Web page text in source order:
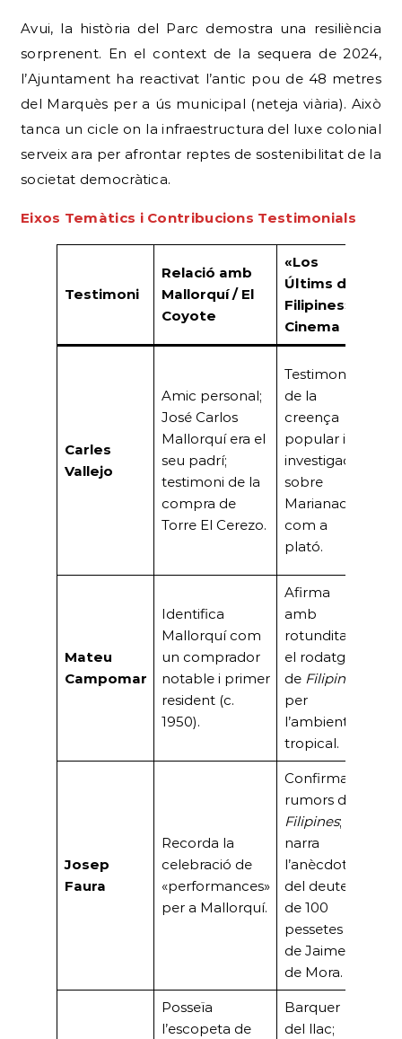
Avui, la història del Parc demostra una resiliència
sorprenent. En el context de la sequera de 2024,
l’Ajuntament ha reactivat l’antic pou de 48 metres
del Marquès per a ús municipal (neteja viària). Això
tanca un cicle on la infraestructura del luxe colonial
serveix ara per afrontar reptes de sostenibilitat de la
societat democràtica.
Eixos Temàtics i Contribucions Testimonials
Testimoni
Relació amb
Mallorquí / El
Coyote
«Los
Últims de
Filipines» /
Cinema
Carles
Vallejo
Amic personal;
José Carlos
Mallorquí era el
seu padrí;
testimoni de la
compra de
Torre El Cerezo.
Testimoni
de la
creença
popular i la
investigació
sobre
Marianao
com a
plató.
Mateu
Campomar
Identifica
Mallorquí com
un comprador
notable i primer
resident (c.
1950).
Afirma
amb
rotunditat
el rodatge
de Filipines
per
l’ambient
tropical.
Josep
Faura
Recorda la
celebració de
«performances»
per a Mallorquí.
Confirma
rumors de
Filipines;
narra
l’anècdota
del deute
de 100
pessetes
de Jaime
de Mora.
Posseïa
l’escopeta de
Barquer
del llac;